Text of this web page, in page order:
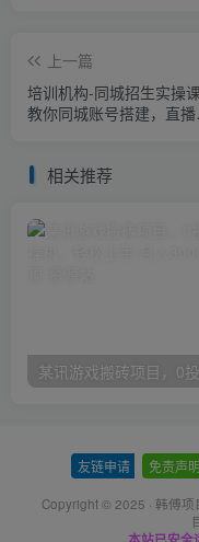
上一篇
培训机构-同城招生实操课
教你同城账号搭建，直播
相关推荐
友链申请 免责声明
Copyright © 2025 · 韩傅